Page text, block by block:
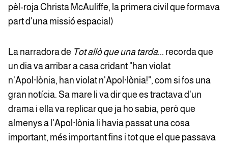
pèl-roja Christa McAuliffe, la primera civil que formava
part d'una missió espacial)
La narradora de Tot allò que una tarda... recorda que
un dia va arribar a casa cridant "han violat
n'Apol·lònia, han violat n'Apol·lònia!", com si fos una
gran notícia. Sa mare li va dir que es tractava d'un
drama i ella va replicar que ja ho sabia, però que
almenys a l'Apol·lònia li havia passat una cosa
important, més important fins i tot que el que passava